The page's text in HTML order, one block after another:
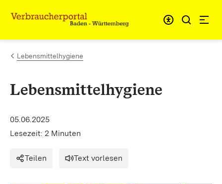
Zum Inhalt springen
Link zur Startseite
Lebensmittelhygiene
Lebensmittelhygiene
05.06.2025
Lesezeit: 2 Minuten
Teilen Text vorlesen